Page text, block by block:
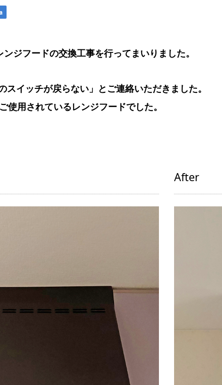
ジフードの交換工事を行ってまいりました。
スイッチが戻らない」とご連絡いただきました。
使用されているレンジフードでした。
After